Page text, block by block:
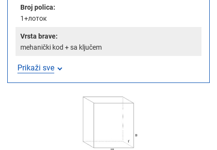
Broj polica:
1+лоток
Vrsta brave:
mehanički kod + sa ključem
Prikaži sve